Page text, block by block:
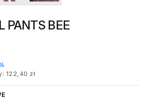
PANTS BEE
122,40 zł